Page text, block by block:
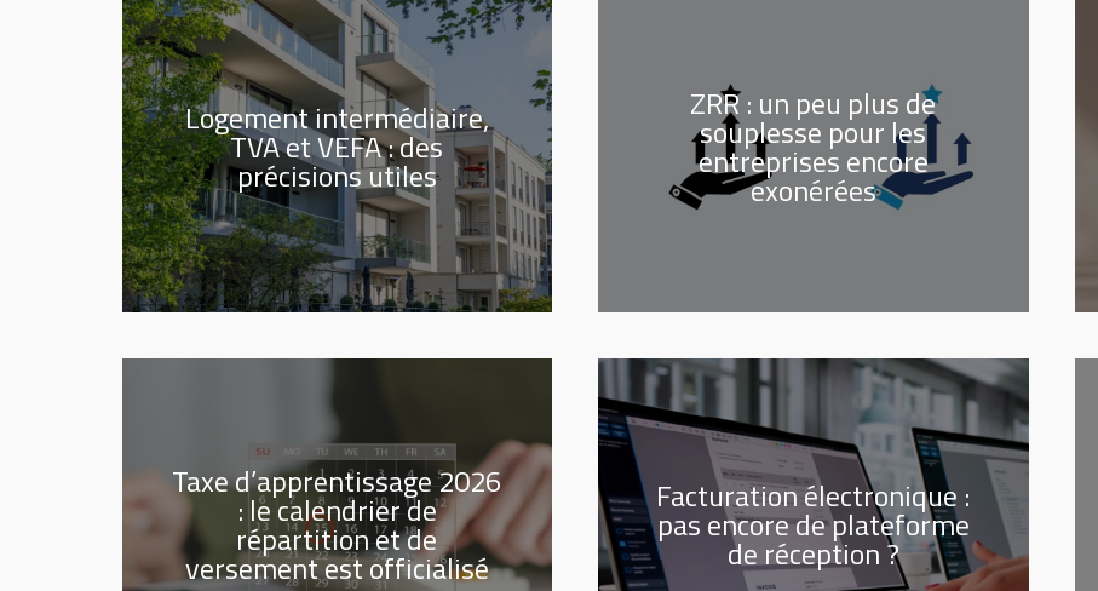
Logement intermédiaire,
TVA et VEFA : des
précisions utiles
ZRR : un peu plus de
souplesse pour les
entreprises encore
exonérées
Taxe d’apprentissage 2026
: le calendrier de
répartition et de
versement est officialisé
Facturation électronique :
pas encore de plateforme
de réception ?